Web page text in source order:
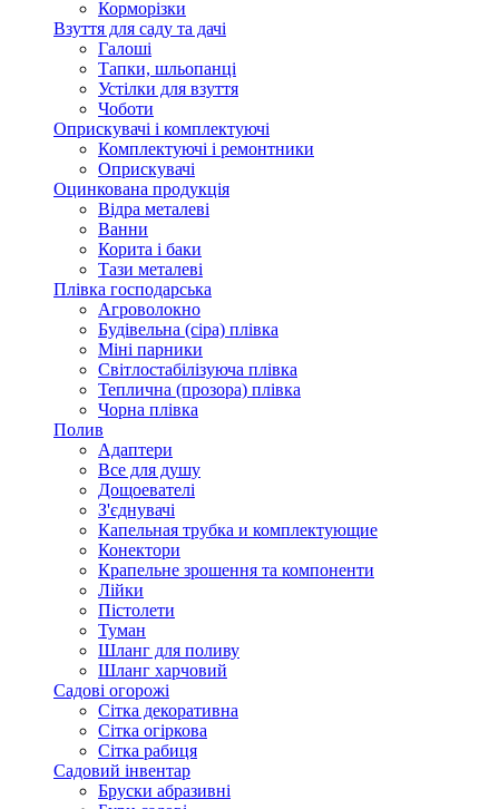
Корморізки
Взуття для саду та дачі
Галоші
Тапки, шльопанці
Устілки для взуття
Чоботи
Оприскувачі і комплектуючі
Комплектуючі і ремонтники
Оприскувачі
Оцинкована продукція
Відра металеві
Ванни
Корита і баки
Тази металеві
Плівка господарська
Агроволокно
Будівельна (сіра) плівка
Міні парники
Світлостабілізуюча плівка
Теплична (прозора) плівка
Чорна плівка
Полив
Адаптери
Все для душу
Дощоевателі
З'єднувачі
Капельная трубка и комплектующие
Конектори
Крапельне зрошення та компоненти
Лійки
Пістолети
Туман
Шланг для поливу
Шланг харчовий
Садові огорожі
Сітка декоративна
Сітка огіркова
Сітка рабиця
Садовий інвентар
Бруски абразивні